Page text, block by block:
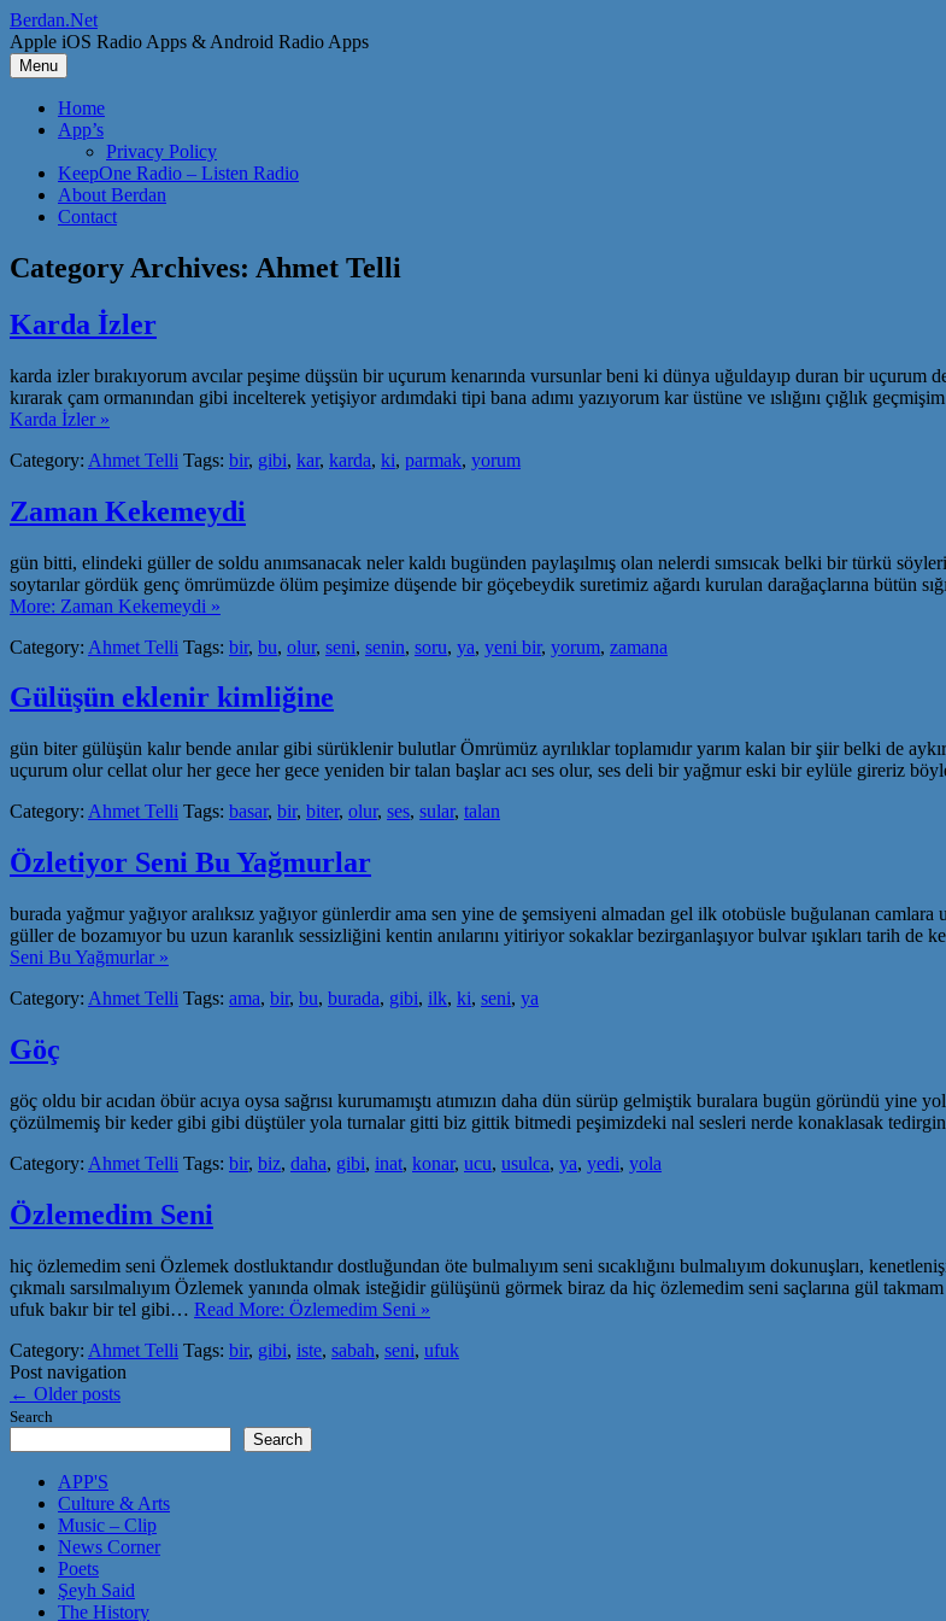
Skip
to
content
Berdan.Net
Apple iOS Radio Apps & Android Radio Apps
Menu
Home
App’s
Privacy Policy
KeepOne Radio – Listen Radio
About Berdan
Contact
Category Archives: Ahmet Telli
Karda İzler
karda izler bırakıyorum avcılar peşime düşsün bir uçurum kenarında vursunlar beni ki dünya uğuldayıp duran bir uçurum
kırarak çam ormanından gibi incelterek yetişiyor ardımdaki tipi bana adımı yazıyorum kar üstüne ve ıslığını çığlık
Karda İzler »
Category: Ahmet Telli Tags: bir, gibi, kar, karda, ki, parmak, yorum
Zaman Kekemeydi
gün bitti, elindeki güller de soldu anımsanacak neler kaldı bugünden paylaşılmış olan nelerdi sımsıcak belki bir türkü
soytarılar gördük genç ömrümüzde ölüm peşimize düşende bir göçebeydik suretimiz ağardı kurulan darağaçlarına bütün
More: Zaman Kekemeydi »
Category: Ahmet Telli Tags: bir, bu, olur, seni, senin, soru, ya, yeni bir, yorum, zamana
Gülüşün eklenir kimliğine
gün biter gülüşün kalır bende anılar gibi sürüklenir bulutlar Ömrümüz ayrılıklar toplamıdır yarım kalan bir şiir belki de
uçurum olur cellat olur her gece her gece yeniden bir talan başlar acı ses olur, ses deli bir yağmur eski bir eylüle gireriz
Category: Ahmet Telli Tags: basar, bir, biter, olur, ses, sular, talan
Özletiyor Seni Bu Yağmurlar
burada yağmur yağıyor aralıksız yağıyor günlerdir ama sen yine de şemsiyeni almadan gel ilk otobüsle buğulanan
güller de bozamıyor bu uzun karanlık sessizliğini kentin anılarını yitiriyor sokaklar bezirganlaşıyor bulvar ışıkları tarih
Seni Bu Yağmurlar »
Category: Ahmet Telli Tags: ama, bir, bu, burada, gibi, ilk, ki, seni, ya
Göç
göç oldu bir acıdan öbür acıya oysa sağrısı kurumamıştı atımızın daha dün sürüp gelmiştik buralara bugün göründü yine
çözülmemiş bir keder gibi gibi düştüler yola turnalar gitti biz gittik bitmedi peşimizdeki nal sesleri nerde konaklasak
Category: Ahmet Telli Tags: bir, biz, daha, gibi, inat, konar, ucu, usulca, ya, yedi, yola
Özlemedim Seni
hiç özlemedim seni Özlemek dostluktandır dostluğundan öte bulmalıyım seni sıcaklığını bulmalıyım dokunuşları,
çıkmalı sarsılmalıyım Özlemek yanında olmak isteğidir gülüşünü görmek biraz da hiç özlemedim seni saçlarına gül
ufuk bakır bir tel gibi… Read More: Özlemedim Seni »
Category: Ahmet Telli Tags: bir, gibi, iste, sabah, seni, ufuk
Post navigation
← Older posts
Search
Search
APP'S
Culture & Arts
Music – Clip
News Corner
Poets
Şeyh Said
The History